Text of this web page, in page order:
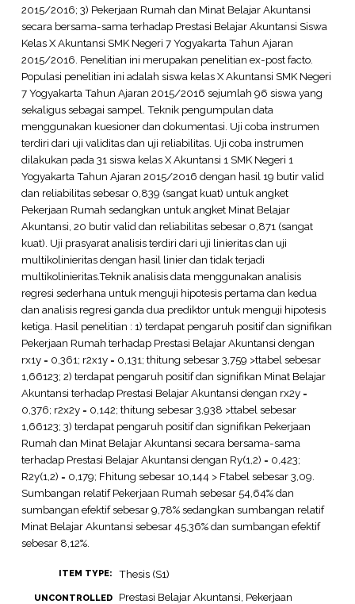
2015/2016; 3) Pekerjaan Rumah dan Minat Belajar Akuntansi
secara bersama-sama terhadap Prestasi Belajar Akuntansi Siswa
Kelas X Akuntansi SMK Negeri 7 Yogyakarta Tahun Ajaran
2015/2016. Penelitian ini merupakan penelitian ex-post facto.
Populasi penelitian ini adalah siswa kelas X Akuntansi SMK Negeri
7 Yogyakarta Tahun Ajaran 2015/2016 sejumlah 96 siswa yang
sekaligus sebagai sampel. Teknik pengumpulan data
menggunakan kuesioner dan dokumentasi. Uji coba instrumen
terdiri dari uji validitas dan uji reliabilitas. Uji coba instrumen
dilakukan pada 31 siswa kelas X Akuntansi 1 SMK Negeri 1
Yogyakarta Tahun Ajaran 2015/2016 dengan hasil 19 butir valid
dan reliabilitas sebesar 0,839 (sangat kuat) untuk angket
Pekerjaan Rumah sedangkan untuk angket Minat Belajar
Akuntansi, 20 butir valid dan reliabilitas sebesar 0,871 (sangat
kuat). Uji prasyarat analisis terdiri dari uji linieritas dan uji
multikolinieritas dengan hasil linier dan tidak terjadi
multikolinieritas.Teknik analisis data menggunakan analisis
regresi sederhana untuk menguji hipotesis pertama dan kedua
dan analisis regresi ganda dua prediktor untuk menguji hipotesis
ketiga. Hasil penelitian : 1) terdapat pengaruh positif dan signifikan
Pekerjaan Rumah terhadap Prestasi Belajar Akuntansi dengan
rx1y = 0,361; r2x1y = 0,131; thitung sebesar 3,759 >ttabel sebesar
1,66123; 2) terdapat pengaruh positif dan signifikan Minat Belajar
Akuntansi terhadap Prestasi Belajar Akuntansi dengan rx2y =
0,376; r2x2y = 0,142; thitung sebesar 3,938 >ttabel sebesar
1,66123; 3) terdapat pengaruh positif dan signifikan Pekerjaan
Rumah dan Minat Belajar Akuntansi secara bersama-sama
terhadap Prestasi Belajar Akuntansi dengan Ry(1,2) = 0,423;
R2y(1,2) = 0,179; Fhitung sebesar 10,144 > Ftabel sebesar 3,09.
Sumbangan relatif Pekerjaan Rumah sebesar 54,64% dan
sumbangan efektif sebesar 9,78% sedangkan sumbangan relatif
Minat Belajar Akuntansi sebesar 45,36% dan sumbangan efektif
sebesar 8,12%.
ITEM TYPE: Thesis (S1)
UNCONTROLLED Prestasi Belajar Akuntansi, Pekerjaan